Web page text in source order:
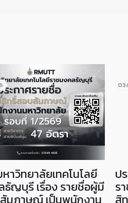
าวิทยาลัยเทคโนโลยี
ธัญบุรี เรื่อง รายชื่อผู้มี
ป
ร